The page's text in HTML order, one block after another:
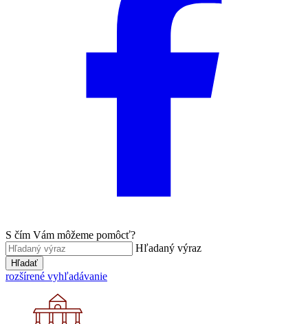
S čím Vám môžeme pomôcť?
Hľadaný výraz
Hľadať
rozšírené vyhľadávanie